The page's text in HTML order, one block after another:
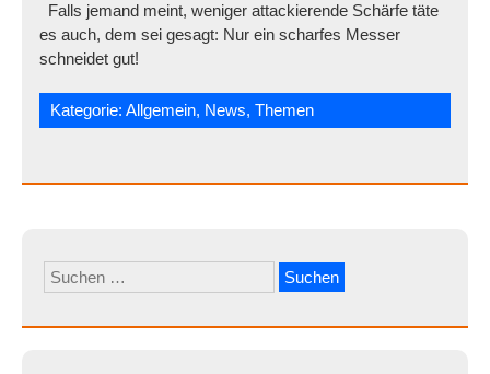
Falls jemand meint, weniger attackierende Schärfe täte
es auch, dem sei gesagt: Nur ein scharfes Messer
schneidet gut!
Kategorie:Allgemein, News,Themen
Suchen
nach: